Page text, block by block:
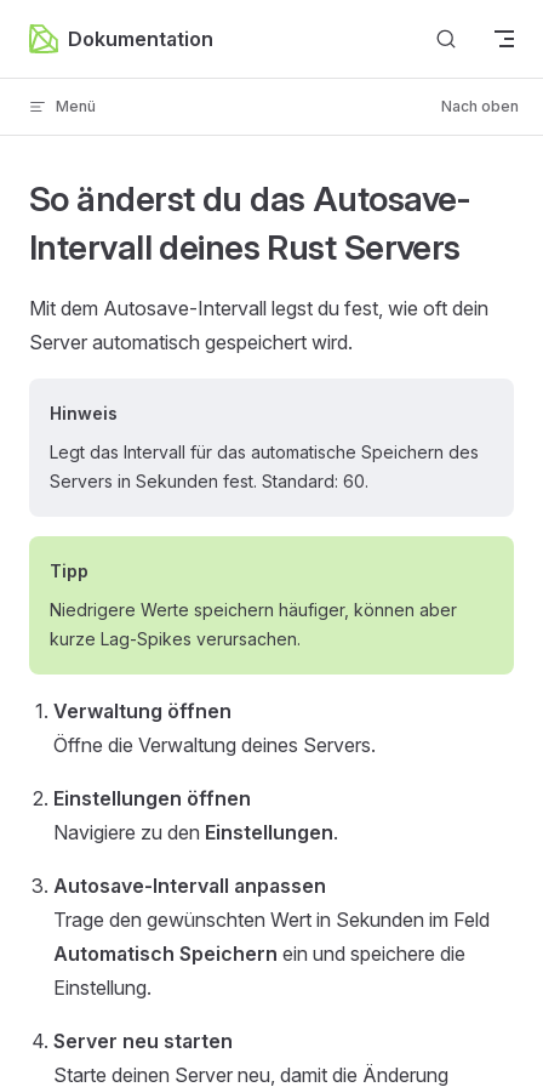
Zum Inhalt springen
Dokumentation
Menü Nach oben
So änderst du das Autosave-
Intervall deines Rust Servers
Mit dem Autosave-Intervall legst du fest, wie oft dein
Server automatisch gespeichert wird.
Hinweis
Legt das Intervall für das automatische Speichern des
Servers in Sekunden fest. Standard: 60.
Tipp
Niedrigere Werte speichern häufiger, können aber
kurze Lag-Spikes verursachen.
Verwaltung öffnen
Öffne die Verwaltung deines Servers.
Einstellungen öffnen
Navigiere zu den Einstellungen.
Autosave-Intervall anpassen
Trage den gewünschten Wert in Sekunden im Feld
Automatisch Speichern ein und speichere die
Einstellung.
Server neu starten
Starte deinen Server neu, damit die Änderung